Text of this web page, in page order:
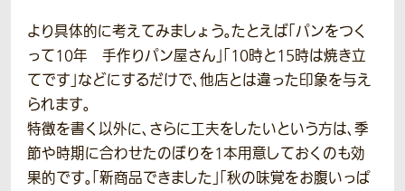
より具体的に考えてみましょう。たとえば「パンをつく
って10年 手作りパン屋さん」「10時と15時は焼き立
てです」などにするだけで、他店とは違った印象を与え
られます。
特徴を書く以外に、さらに工夫をしたいという方は、季
節や時期に合わせたのぼりを1本用意しておくのも効
果的です。「新商品できました」「秋の味覚をお腹いっぱ